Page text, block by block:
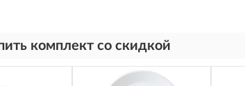
комплект со скидкой